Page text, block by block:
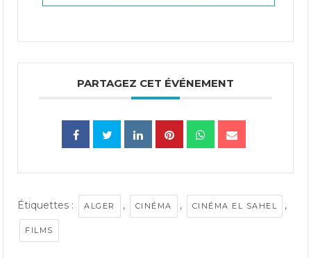
PARTAGEZ CET ÉVÉNEMENT
Étiquettes : ALGER , CINÉMA , CINÉMA EL SAHEL ,
FILMS